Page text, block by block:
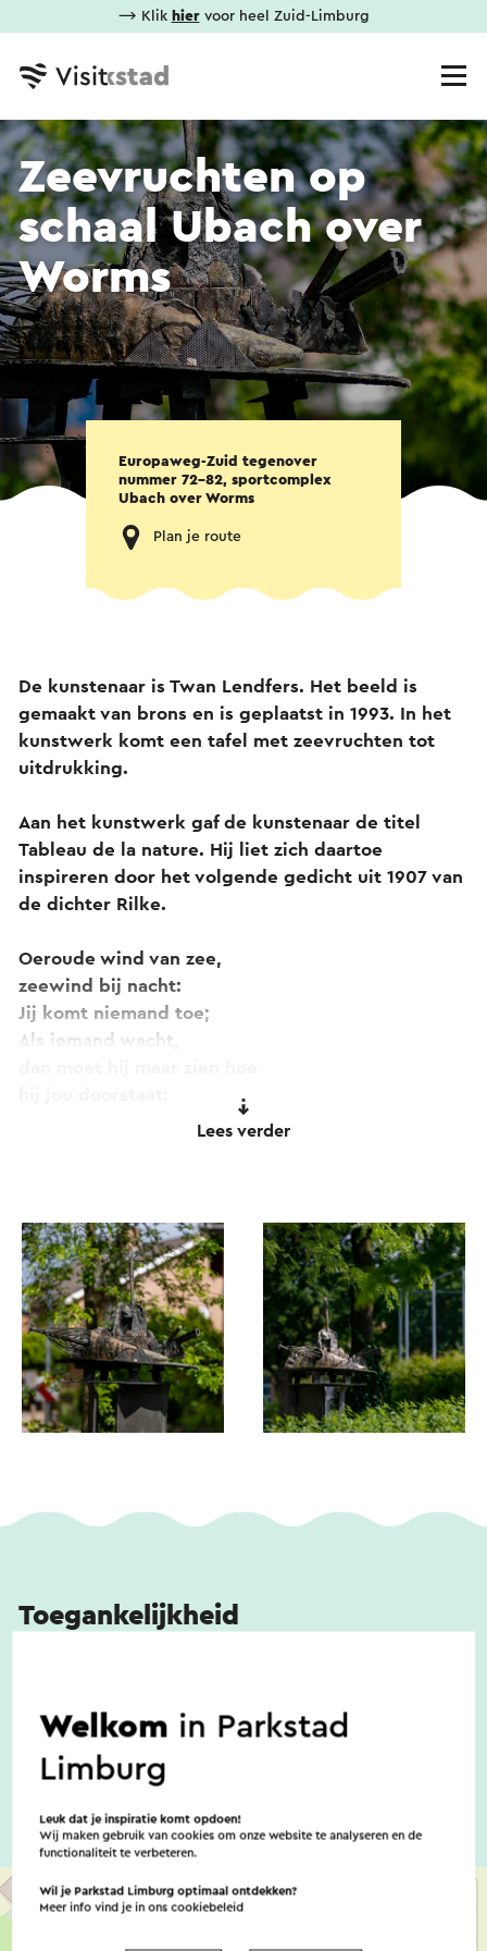
⟶ Klik hiervoor heel Zuid-Limburg
Zeevruchten op
schaal Ubach over
Worms
Europaweg-Zuid tegenover
nummer 72-82, sportcomplex
Ubach over Worms
Plan je route
De kunstenaar is Twan Lendfers. Het beeld is
gemaakt van brons en is geplaatst in 1993. In het
kunstwerk komt een tafel met zeevruchten tot
uitdrukking.
Aan het kunstwerk gaf de kunstenaar de titel
Tableau de la nature. Hij liet zich daartoe
inspireren door het volgende gedicht uit 1907 van
de dichter Rilke.
Oeroude wind van zee,
zeewind bij nacht:
Jij komt niemand toe;
Als iemand wacht,
Ruimte droom
rukkend van verre heen…
hoe voelde jou
een bloeiende vijgenboom,
waar de maan boven scheen.
Lees verder
Toegankelijkheid
toegankelijkheidsvoorzieningen
Welkom in Parkstad
Limburg
Leuk dat je inspiratie komt opdoen!
Wij maken gebruik van cookies om onze website te analyseren en de
functionaliteit te verbeteren.
Wil je Parkstad Limburg optimaal ontdekken?
Meer info vind je in onscookiebeleid